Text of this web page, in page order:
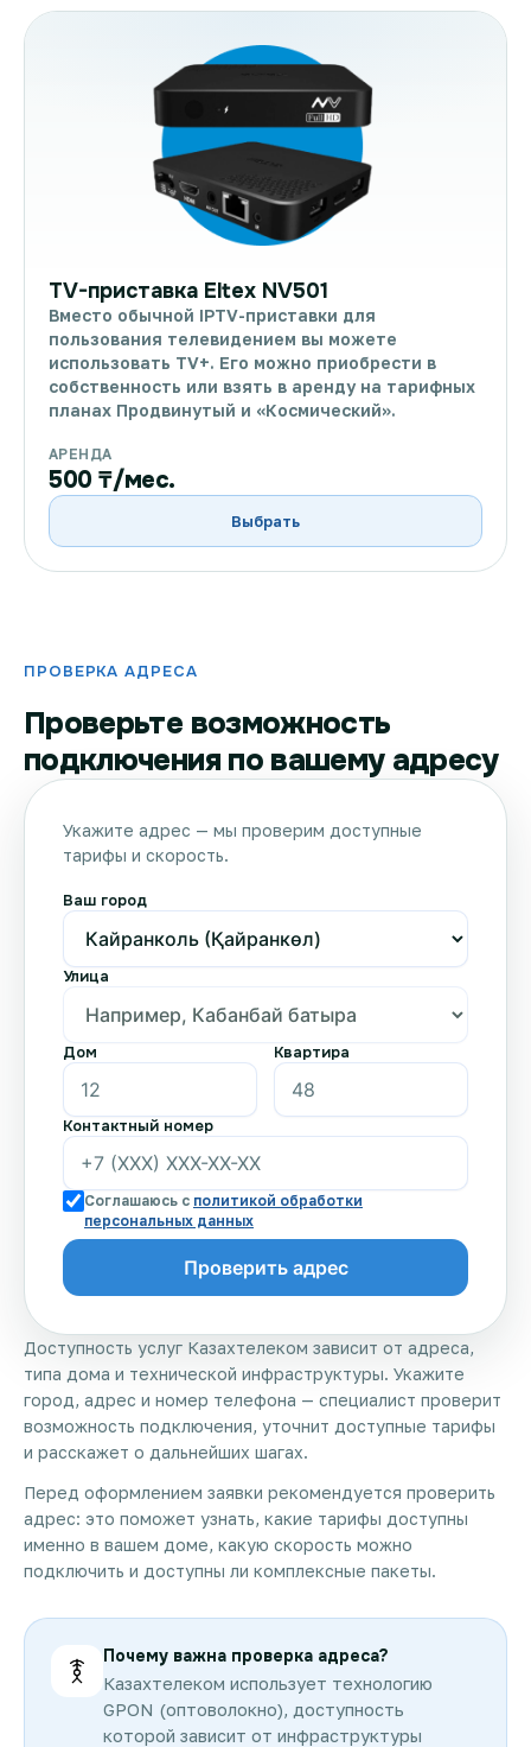
TV-приставка Eltex NV501
Вместо обычной IPTV-приставки для
пользования телевидением вы можете
использовать TV+. Его можно приобрести в
собственность или взять в аренду на тарифных
планах Продвинутый и «Космический».
АРЕНДА
500 ₸/мес.
Выбрать
ПРОВЕРКА АДРЕСА
Проверьте возможность
подключения по вашему адресу
Доступность услуг Казахтелеком зависит от адреса,
типа дома и технической инфраструктуры. Укажите
город, адрес и номер телефона — специалист проверит
возможность подключения, уточнит доступные тарифы
и расскажет о дальнейших шагах.
Перед оформлением заявки рекомендуется проверить
адрес: это поможет узнать, какие тарифы доступны
именно в вашем доме, какую скорость можно
подключить и доступны ли комплексные пакеты.
Почему важна проверка адреса?
Казахтелеком использует технологию
GPON (оптоволокно), доступность
которой зависит от инфраструктуры
Укажите адрес — мы проверим доступные
тарифы и скорость.
Ваш город
Улица
Дом Квартира
Контактный номер
Соглашаюсь с политикой обработки
персональных данных